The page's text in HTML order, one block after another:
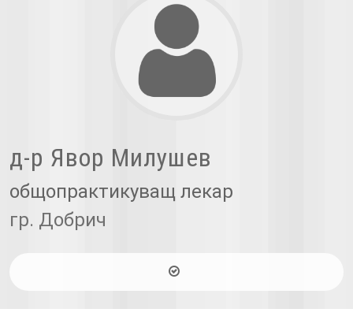
д-р Явор Милушев
общопрактикуващ лекар
гр. Добрич